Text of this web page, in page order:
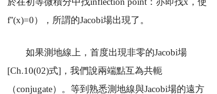
f''(x)=0），所謂的Jacobi場出現了。
如果測地線上，首度出現非零的Jacobi場
[Ch.10(02)式] ，我們說兩端點互為共軛
（conjugate）。等到熟悉測地線與Jacobi場的遠方